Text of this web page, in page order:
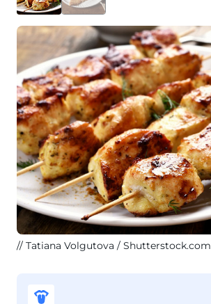
Tatiana Volgutova / Shutterstock.com